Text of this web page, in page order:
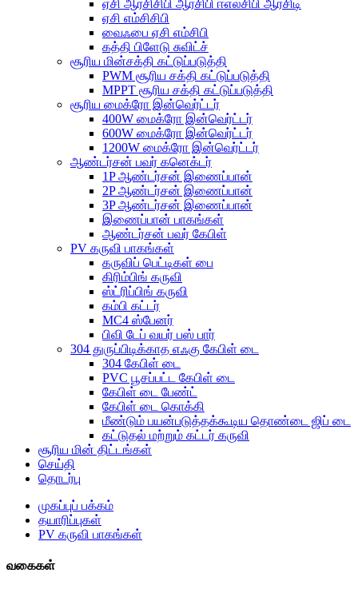
ஏசி ஆர்சிசிபி ஆர்சிபி ஈஎல்சிபி ஆர்சிடி
ஏசி எம்சிசிபி
வைஃபை ஏசி எம்சிபி
கத்தி பிளேடு சுவிட்ச்
சூரிய மின்சக்தி கட்டுப்படுத்தி
PWM சூரிய சக்தி கட்டுப்படுத்தி
MPPT சூரிய சக்தி கட்டுப்படுத்தி
சூரிய மைக்ரோ இன்வெர்ட்டர்
400W மைக்ரோ இன்வெர்ட்டர்
600W மைக்ரோ இன்வெர்ட்டர்
1200W மைக்ரோ இன்வெர்ட்டர்
ஆண்டர்சன் பவர் கனெக்டர்
1P ஆண்டர்சன் இணைப்பான்
2P ஆண்டர்சன் இணைப்பான்
3P ஆண்டர்சன் இணைப்பான்
இணைப்பான் பாகங்கள்
ஆண்டர்சன் பவர் கேபிள்
PV கருவி பாகங்கள்
கருவிப் பெட்டிகள் பை
கிரிம்பிங் கருவி
ஸ்ட்ரிப்பிங் கருவி
கம்பி கட்டர்
MC4 ஸ்பேனர்
பிவி டேப் வயர் பஸ் பார்
304 துருப்பிடிக்காத எஃகு கேபிள் டை
304 கேபிள் டை
PVC பூசப்பட்ட கேபிள் டை
கேபிள் டை பேண்ட்
கேபிள் டை கொக்கி
மீண்டும் பயன்படுத்தக்கூடிய தொண்டை ஜிப் டை
கட்டுதல் மற்றும் கட்டர் கருவி
சூரிய மின் திட்டங்கள்
செய்தி
தொடர்பு
முகப்புப் பக்கம்
தயாரிப்புகள்
PV கருவி பாகங்கள்
வகைகள்